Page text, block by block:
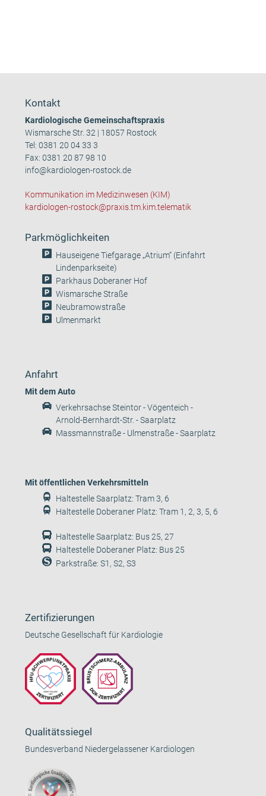
Kontakt
Kardiologische Gemeinschaftspraxis
Wismarsche Str. 32 | 18057 Rostock
Tel:0381 20 04 33 3
Fax: 0381 20 87 98 10
info@kardiologen-rostock.de
Kommunikation im Medizinwesen (KIM)
kardiologen-rostock@praxis.tm.kim.telematik
Parkmöglichkeiten
Hauseigene Tiefgarage „Atrium“ (Einfahrt
Lindenparkseite)
Parkhaus Doberaner Hof
Wismarsche Straße
Neubramowstraße
Ulmenmarkt
Anfahrt
Mit dem Auto
Verkehrsachse Steintor - Vögenteich -
Arnold-Bernhardt-Str. - Saarplatz
Massmannstraße - Ulmenstraße - Saarplatz
Mit öffentlichen Verkehrsmitteln
Haltestelle Saarplatz: Tram 3, 6
Haltestelle Doberaner Platz: Tram 1, 2, 3, 5, 6
Haltestelle Saarplatz: Bus 25, 27
Haltestelle Doberaner Platz: Bus 25
Parkstraße: S1, S2, S3
Zertifizierungen
Deutsche Gesellschaft für Kardiologie
Qualitätssiegel
Bundesverband Niedergelassener Kardiologen